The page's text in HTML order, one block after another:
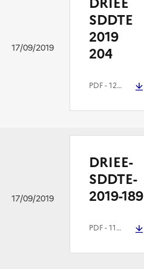
17/09/2019
SDDTE
2019
204
PDF- 121.6 kio
17/09/2019
DRIEE-
SDDTE-
2019-189
PDF- 110.3 kio